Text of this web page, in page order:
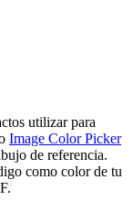
utilizar para
Image Color Picker
de referencia.
como color de tu